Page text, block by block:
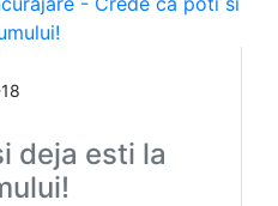
deja esti la